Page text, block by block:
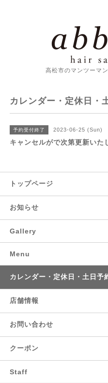
高松市のマンツーマ
カレンダー・定休日・
予約受付終了 2023-06-25 (Sun)
キャンセルがで次第更新いた
トップページ
お知らせ
Gallery
Menu
カレンダー・定休日・土日予
店舗情報
お問い合わせ
クーポン
Staff